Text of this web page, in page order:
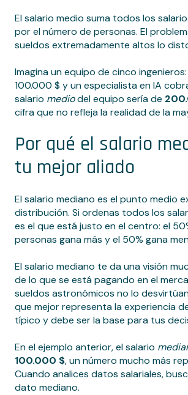
El salario medio suma todos los
por el número de personas. El
sueldos extremadamente altos lo
Imagina un equipo de cinco
100.000 $ y un especialista en IA
salario mediodel equipo sería de
cifra que no refleja la realidad de la
Por qué el salario
tu mejor aliado
El salario mediano es el punto medio
distribución. Si ordenas todos los
es el que está justo en el centro: el
personas gana más y el 50% gana
El salario mediano te da una visión
de lo que se está pagando en el
sueldos astronómicos no lo
que mejor representa la experiencia
típico y debe ser la base para tus
En el ejemplo anterior, el salario
100.000 $, un número mucho más
Cuando analices datos salariales,
dato mediano.